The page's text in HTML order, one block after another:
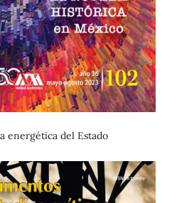
energética del Estado